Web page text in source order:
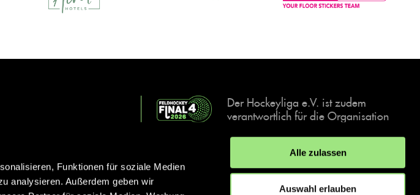
Funktionen für soziale Medien
analysieren. Außerdem geben wir
Alle zulassen
Auswahl erlauben
Der Hockeyliga e.V. ist zudem
verantwortlich für die Organisation
Events, der deutschen Hockey-
Meisterschaften.